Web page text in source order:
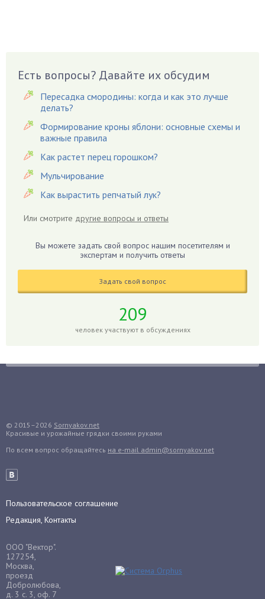
Вредители
Гацания
Гвоздики
Герань
Гиацинт
Гибискус
Гладиолусы
Грибы
Гуава
Гузмания
Диффенбахия
Драцена
Дыня
Ежевика
Есть вопросы? Давайте их обсудим
Пересадка смородины: когда и как это лучше
делать?
Формирование кроны яблони: основные схемы и
важные правила
Как растет перец горошком?
Мульчирование
Как вырастить репчатый лук?
Или смотрите другие вопросы и ответы
Вы можете задать свой вопрос нашим посетителям и
экспертам и получить ответы
Задать свой вопрос
209
человек участвуют в обсуждениях
© 2015–2026 Sornyakov.net
Красивые и урожайные грядки своими руками
По всем вопрос обращайтесь на e-mail admin@sornyakov.net
Пользовательское соглашение
Редакция, Контакты
ООО "Вектор".
127254,
Москва,
проезд
Добролюбова,
д. 3 с. 3, оф. 7